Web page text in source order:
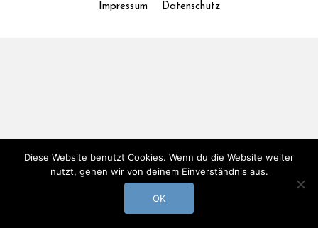
Impressum Datenschutz
Diese Website benutzt Cookies. Wenn du die Website weiter
nutzt, gehen wir von deinem Einverständnis aus.
OK